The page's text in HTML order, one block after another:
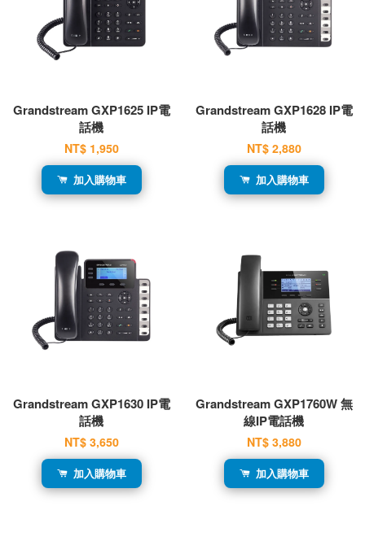
Grandstream GXP1625 IP電
話機
NT$ 1,950
加入購物車
Grandstream GXP1628 IP電
話機
NT$ 2,880
加入購物車
Grandstream GXP1630 IP電
話機
NT$ 3,650
加入購物車
Grandstream GXP1760W 無
線IP電話機
NT$ 3,880
加入購物車